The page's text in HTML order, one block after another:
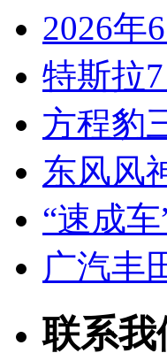
2026年
特斯拉
方程豹
东风风
“速成
广汽丰
联系我